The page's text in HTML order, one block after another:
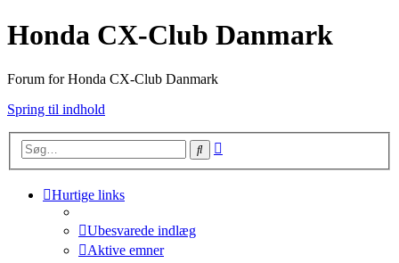
Honda CX-Club Danmark
Forum for Honda CX-Club Danmark
Spring til indhold
Søg
Hurtige links
Ubesvarede indlæg
Aktive emner